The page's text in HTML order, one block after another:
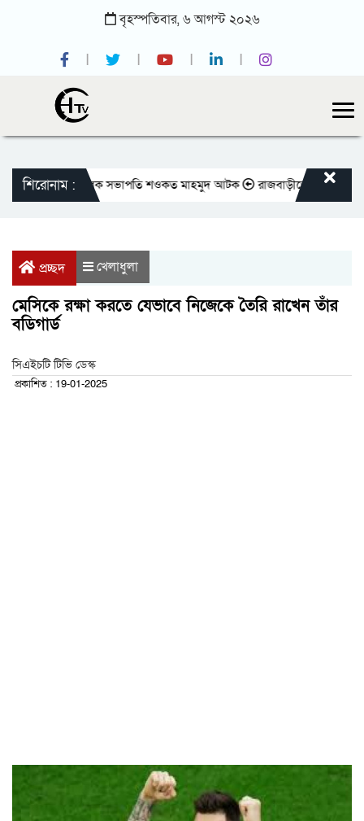
বৃহস্পতিবার,৬আগস্ট ২০২৬
শিরোনাম :সাবেক সভাপতি শওকত মাহমুদ আটক রাজবাড়ীতে বীর
প্রচ্ছদ খেলাধুলা
মেসিকে রক্ষা করতে যেভাবে নিজেকে তৈরি রাখেন তাঁর
বডিগার্ড
সিএইচটি টিভি ডেস্ক
প্রকাশিত : 19-01-2025